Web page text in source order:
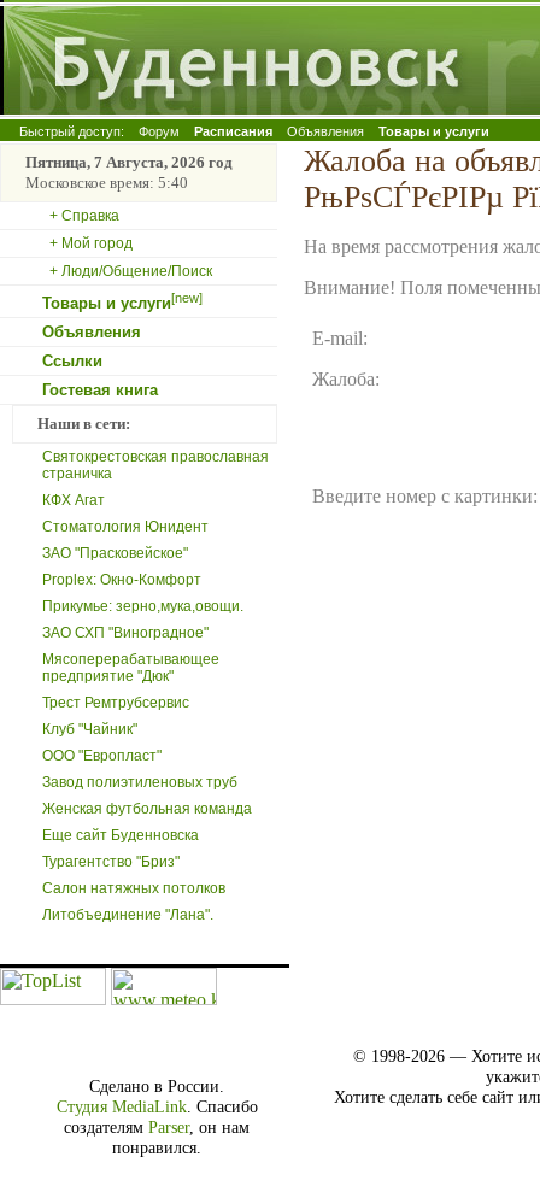
Быстрый доступ: Форум Расписания Объявления Товары и услуги
Пятница, 7 Августа, 2026 год
Московское время: 5:40
+ Справка
+ Мой город
+ Люди/Общение/Поиск
Товары и услуги[new]
Объявления
Ссылки
Гостевая книга
Наши в сети:
Святокрестовская православная
страничка
КФХ Агат
Стоматология Юнидент
ЗАО "Прасковейское"
Proplex: Окно-Комфорт
Прикумье: зерно,мука,овощи.
ЗАО СХП "Виноградное"
Мясоперерабатывающее
предприятие "Дюк"
Трест Ремтрубсервис
Клуб "Чайник"
ООО "Европласт"
Завод полиэтиленовых труб
Женская футбольная команда
Еще сайт Буденновска
Турагентство "Бриз"
Салон натяжных потолков
Литобъединение "Лана".
Жалоба на
РњРѕСЃРєРІРµ
На время рассмотрения
Внимание! Поля
E-mail:
Жалоба:
Введите номер с картинки:
Сделано в России.
Студия MediaLink. Спасибо
создателям Parser, он нам
понравился.
© 1998-2026 — Хотите
Хотите сделать себе сайт